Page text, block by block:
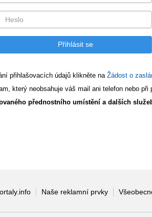
přihlašovacích údajů klikněte na Žádost o
který neobsahuje váš mail ani telefon nebo
přednostního umístění a dalších
Naše reklamní prvky